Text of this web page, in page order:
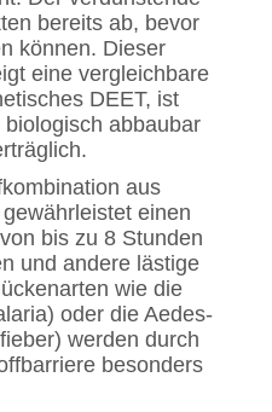
bereits ab, bevor
können. Dieser
eine vergleichbare
DEET, ist
abbaubar
aus
einen
bis zu 8 Stunden
und andere lästige
wie die
oder die Aedes-
werden durch
besonders